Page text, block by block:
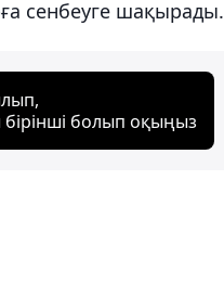
сенбеуге шақырады.
болып оқыңыз